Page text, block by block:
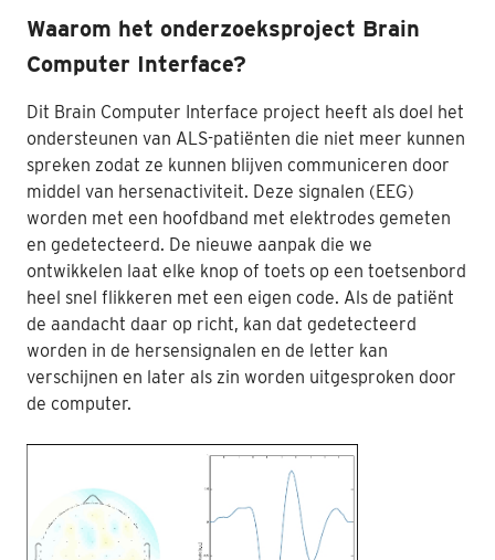
Nabestaanden
Webshop
Contact
Waarom het onderzoeksproject Brain
Computer Interface?
Dit Brain Computer Interface project heeft als doel het
ondersteunen van ALS-patiënten die niet meer kunnen
spreken zodat ze kunnen blijven communiceren door
middel van hersenactiviteit. Deze signalen (EEG)
worden met een hoofdband met elektrodes gemeten
en gedetecteerd. De nieuwe aanpak die we
ontwikkelen laat elke knop of toets op een toetsenbord
heel snel flikkeren met een eigen code. Als de patiënt
de aandacht daar op richt, kan dat gedetecteerd
worden in de hersensignalen en de letter kan
verschijnen en later als zin worden uitgesproken door
de computer.